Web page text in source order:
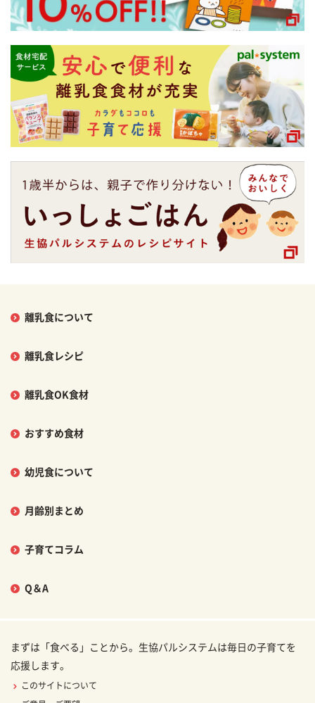
離乳食について
離乳食レシピ
離乳食OK食材
おすすめ食材
幼児食について
月齢別まとめ
子育てコラム
Q＆A
まずは「食べる」ことから。生協パルシステムは毎日の子育てを
応援します。
このサイトについて